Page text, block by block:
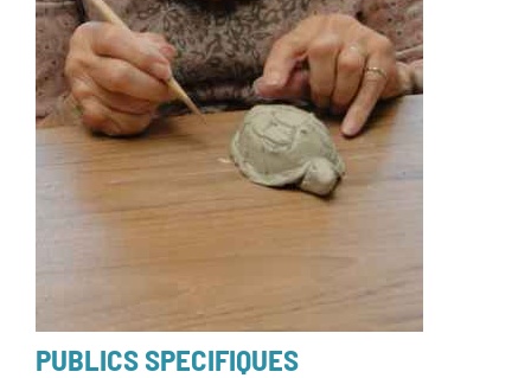
PUBLICS SPECIFIQUES